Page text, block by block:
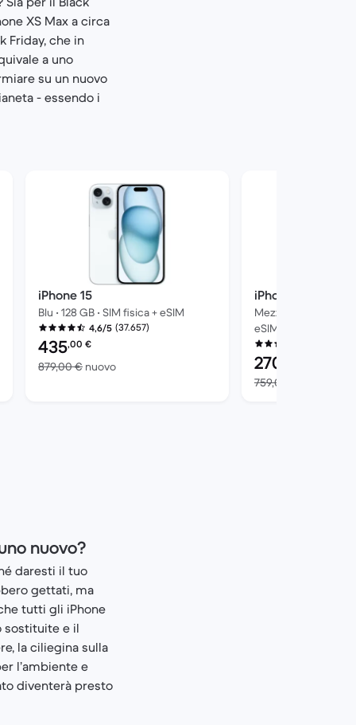
XS Max a circa
Friday, che in
a uno
su un nuovo
- essendo i
nuovo
iPhone 15
Blu • 128 GB • SIM fisica + eSIM
4,6/5 (37.657)
Prezzo del ricondizionato:
435,00 €
879,00 € nuovoRispetto a 879,00 € del nuovo
iPhone 13
Mezzanotte • 128
eSIM
Prezzo del
270
759,00 €
nuovo?
daresti il tuo
gettati, ma
tutti gli iPhone
sostituite e il
la ciliegina sulla
l’ambiente e
diventerà presto